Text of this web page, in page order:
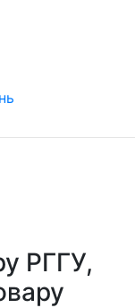
РГГУ,